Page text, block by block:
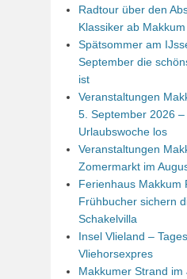
Radtour über den
Klassiker ab Makkum
Spätsommer am
September die
ist
Veranstaltungen
5. September 2026
Urlaubswoche los
Veranstaltungen
Zomermarkt im
Ferienhaus Makkum
Frühbucher sichern
Schakelvilla
Insel Vlieland –
Vliehorsexpres
Makkumer Strand